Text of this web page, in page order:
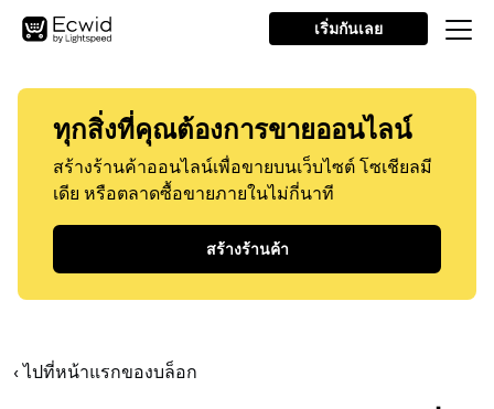
เริ่มกันเลย
ทุกสิ่งที่คุณต้องการขายออนไลน์
สร้างร้านค้าออนไลน์เพื่อขายบนเว็บไซต์ โซเชียลมี
เดีย หรือตลาดซื้อขายภายในไม่กี่นาที
สร้างร้านค้า
‹ ไปที่หน้าแรกของบล็อก